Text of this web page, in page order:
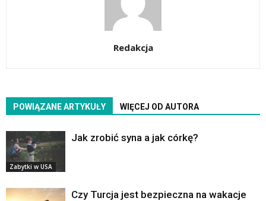
Redakcja
POWIĄZANE ARTYKUŁY WIĘCEJ OD AUTORA
Zabytki w USA
Jak zrobić syna a jak córkę?
Czy Turcja jest bezpieczna na wakacje